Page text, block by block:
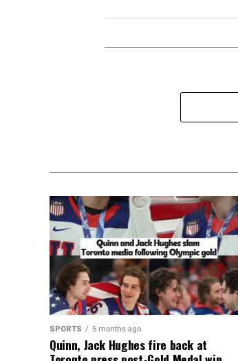
SPORTS 5 months ago
Quinn, Jack Hughes fire back at